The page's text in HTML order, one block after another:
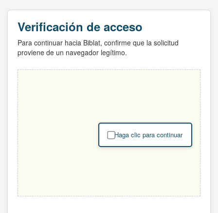
Verificación de acceso
Para continuar hacia Biblat, confirme que la solicitud
proviene de un navegador legítimo.
Haga clic para continuar